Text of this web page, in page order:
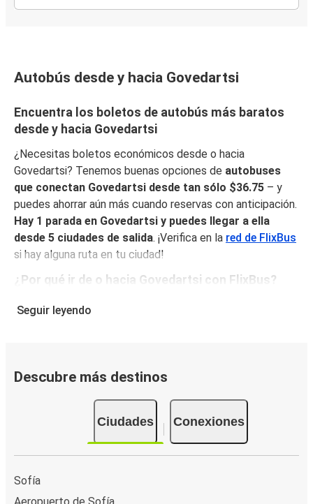
Autobús desde y hacia Govedartsi
Encuentra los boletos de autobús más baratos
desde y hacia Govedartsi
¿Necesitas boletos económicos desde o hacia
Govedartsi? Tenemos buenas opciones de autobuses
que conectan Govedartsi desde tan sólo $36.75 – y
puedes ahorrar aún más cuando reservas con anticipación.
Hay 1 parada en Govedartsi y puedes llegar a ella
desde 5 ciudades de salida. ¡Verifica en la red de FlixBus
si hay alguna ruta en tu ciudad!
¿Por qué ir de o hacia Govedartsi con FlixBus?
FlixBus combina precios bajos con comodidad para
enchufes. Escoge tu asiento favorito al reservar y viaja
equipaje de mano y una pieza de equipaje facturado.
autobús desde o hacia Govedartsi
Reservar un boleto con FlixBus es muy sencillo: en este
Seguir leyendo
Descubre más destinos
Ciudades Conexiones
Sofía
Aeropuerto de Sofía